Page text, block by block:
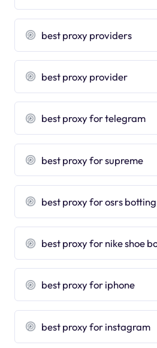
best proxy providers
best proxy provider
best proxy for telegram
best proxy for supreme
best proxy for osrs botting
best proxy for nike shoe
best proxy for iphone
best proxy for instagram